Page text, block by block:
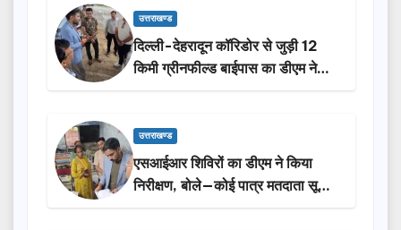
उत्तराखण्ड
दिल्ली-देहरादून कॉरिडोर से जुड़ी 12
किमी ग्रीनफील्ड बाईपास का डीएम ने
किया निरीक्षण…
उत्तराखण्ड
एसआईआर शिविरों का डीएम ने किया
निरीक्षण, बोले—कोई पात्र मतदाता सूची
से न छूटे…